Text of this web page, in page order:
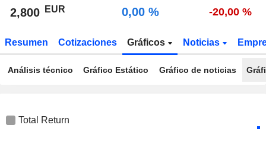
2,800 EUR 0,00 % -20,00 %
Resumen Cotizaciones Gráficos Noticias
Análisis técnico Gráfico Estático Gráfico de noticias
Total Return